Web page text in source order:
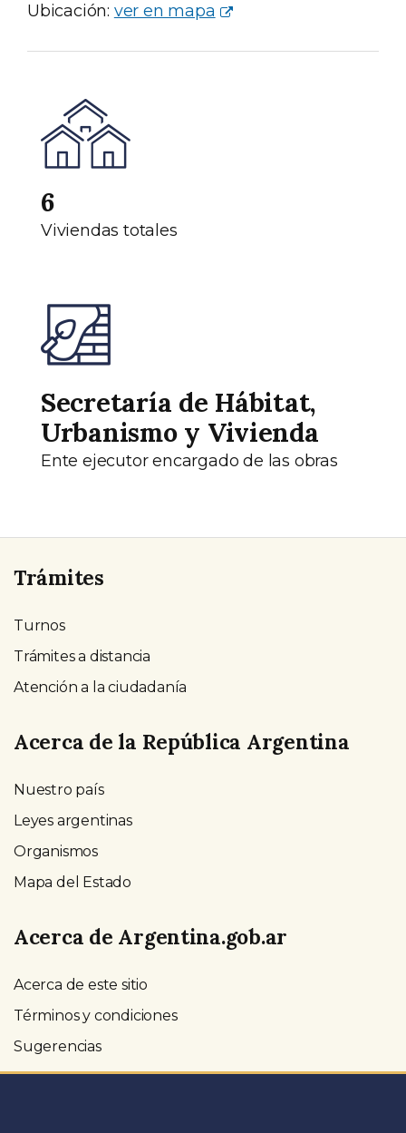
Ubicación: ver en mapa
6
Viviendas totales
Secretaría de Hábitat,
Urbanismo y Vivienda
Ente ejecutor encargado de las obras
Trámites
Turnos
Trámites a distancia
Atención a la ciudadanía
Acerca de la República Argentina
Nuestro país
Leyes argentinas
Organismos
Mapa del Estado
Acerca de Argentina.gob.ar
Acerca de este sitio
Términos y condiciones
Sugerencias